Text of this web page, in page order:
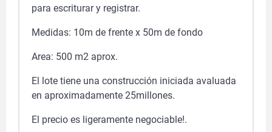
para escriturar y registrar.
Medidas: 10m de frente x 50m de fondo
Area: 500 m2 aprox.
El lote tiene una construcción iniciada avaluada
en aproximadamente 25millones.
El precio es ligeramente negociable!.